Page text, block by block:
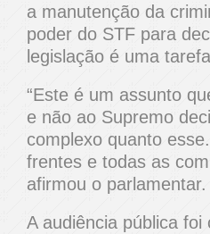
a manutenção da
poder do STF para
legislação é uma
“Este é um assunto
e não ao Supremo
complexo quanto
frentes e todas as
afirmou o parlamentar.
A audiência pública